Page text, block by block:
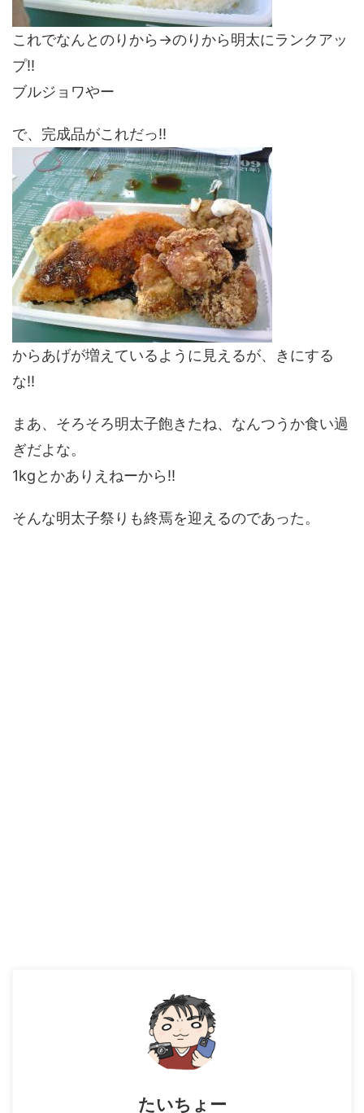
これでなんとのりから→のりから明太にランクアッ
プ!!
ブルジョワやー
で、完成品がこれだっ!!
からあげが増えているように見えるが、きにする
な!!
まあ、そろそろ明太子飽きたね、なんつうか食い過
ぎだよな。
1kgとかありえねーから!!
そんな明太子祭りも終焉を迎えるのであった。
たいちょー